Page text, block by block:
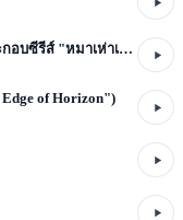
รักไม่มีเหตุผล (No Reason) [เพลงประกอบซีรีส์ "หมาเห่าเครื่องบิน A Dog And A Plane"]
of Horizon")